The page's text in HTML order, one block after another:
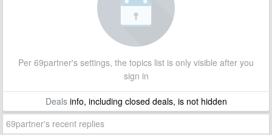
Per 69partner's settings, the topics list is only visible after you
sign in
Dealsinfo, including closed deals, is not hidden
69partner's recent replies